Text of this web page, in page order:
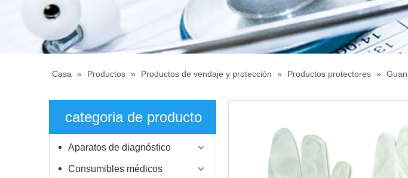
Casa » Productos » Productos de vendaje y protección » Productos protectores »
categoria de producto
Aparatos de diagnóstico
Consumibles médicos